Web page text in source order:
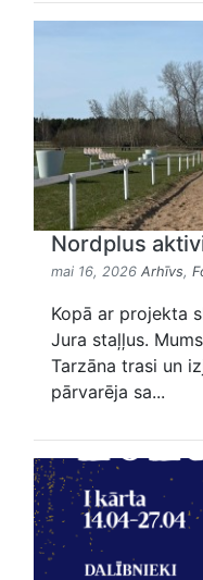
Nordplus
mai 16, 2026 Arhīvs,
Kopā ar projekta
Jura staļļus.
Tarzāna trasi un
pārvarēja sa...